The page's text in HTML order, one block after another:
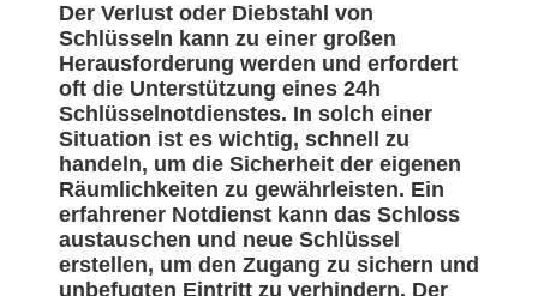
Der Verlust oder Diebstahl von
Schlüsseln kann zu einer großen
Herausforderung werden und erfordert
oft die Unterstützung eines 24h
Schlüsselnotdienstes. In solch einer
Situation ist es wichtig, schnell zu
handeln, um die Sicherheit der eigenen
Räumlichkeiten zu gewährleisten. Ein
erfahrener Notdienst kann das Schloss
austauschen und neue Schlüssel
erstellen, um den Zugang zu sichern und
unbefugten Eintritt zu verhindern. Der